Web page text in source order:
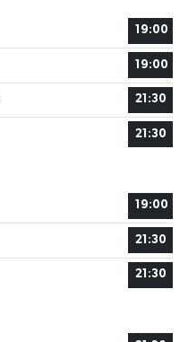
19:00
19:00
21:30
21:30
19:00
21:30
21:30